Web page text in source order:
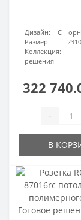
Дизайн:
С
Размер:
Коллекция:
решения
322
-
В